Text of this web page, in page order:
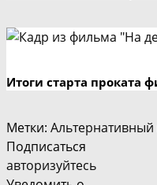
Итоги старта проката
Метки: Альтернативный
Подписаться
авторизуйтесь